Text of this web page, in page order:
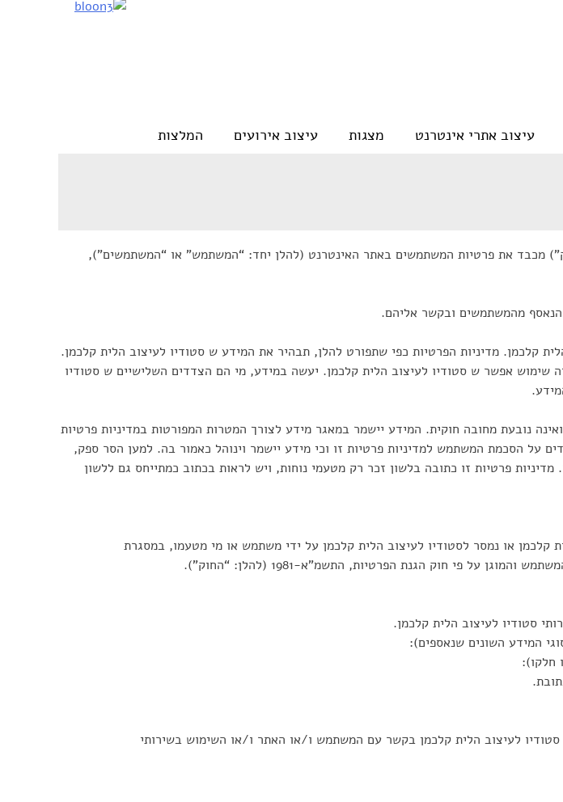
עיצוב אתרי אינטרנט מצגות עיצוב אירועים המלצות
מרח’ הגליל 63 בגבעת אלה (להלן: “שם העסק”) מכבד את פרטיות המשתמשים באתר האינטרנט (להלן יחד: “המשתמש” או “המשתמשים”),
הנאסף מהמשתמשים ובקשר אליהם.
קלכמן. מדיניות הפרטיות כפי שתפורט להלן, תבהיר את המידע ש סטודיו לעיצוב הלית קלכמן.
אפשר ש סטודיו לעיצוב הלית קלכמן. יעשה במידע, מי הם הצדדים השלישיים ש סטודיו
נובעת מחובה חוקית. המידע יישמר במאגר מידע לצורך המטרות המפורטות במדיניות פרטיות
על הסכמת המשתמש למדיניות פרטיות זו וכי מידע יישמר וינוהל כאמור בה. למען הסר ספק,
פרטיות זו כתובה בלשון זכר רק מטעמי נוחות, ויש לראות בכתוב כמתייחס גם ללשון
קלכמן או נמסר לסטודיו לעיצוב הלית קלכמן על ידי משתמש או מי מטעמו, במסגרת
על פי חוק הגנת הפרטיות, התשמ”א-1981 (להלן: “החוק”).
סטודיו לעיצוב הלית קלכמן.
המידע השונים שנאספים):
חלקו):
לעיצוב הלית קלכמן בקשר עם המשתמש ו/או האתר ו/או השימוש בשירותי